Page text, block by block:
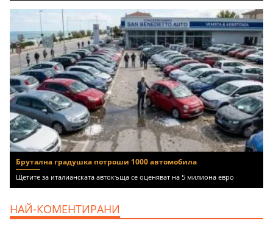
Брутална градушка потроши 1000 автомобила
Щетите за италианската автокъща се оценяват на 5 милиона евро
НАЙ-КОМЕНТИРАНИ